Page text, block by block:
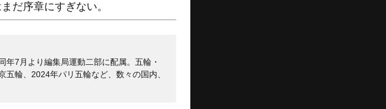
だ序章にすぎない。
7月より編集局運動二部に配属。五輪・
輪、2024年パリ五輪など、数々の国内、